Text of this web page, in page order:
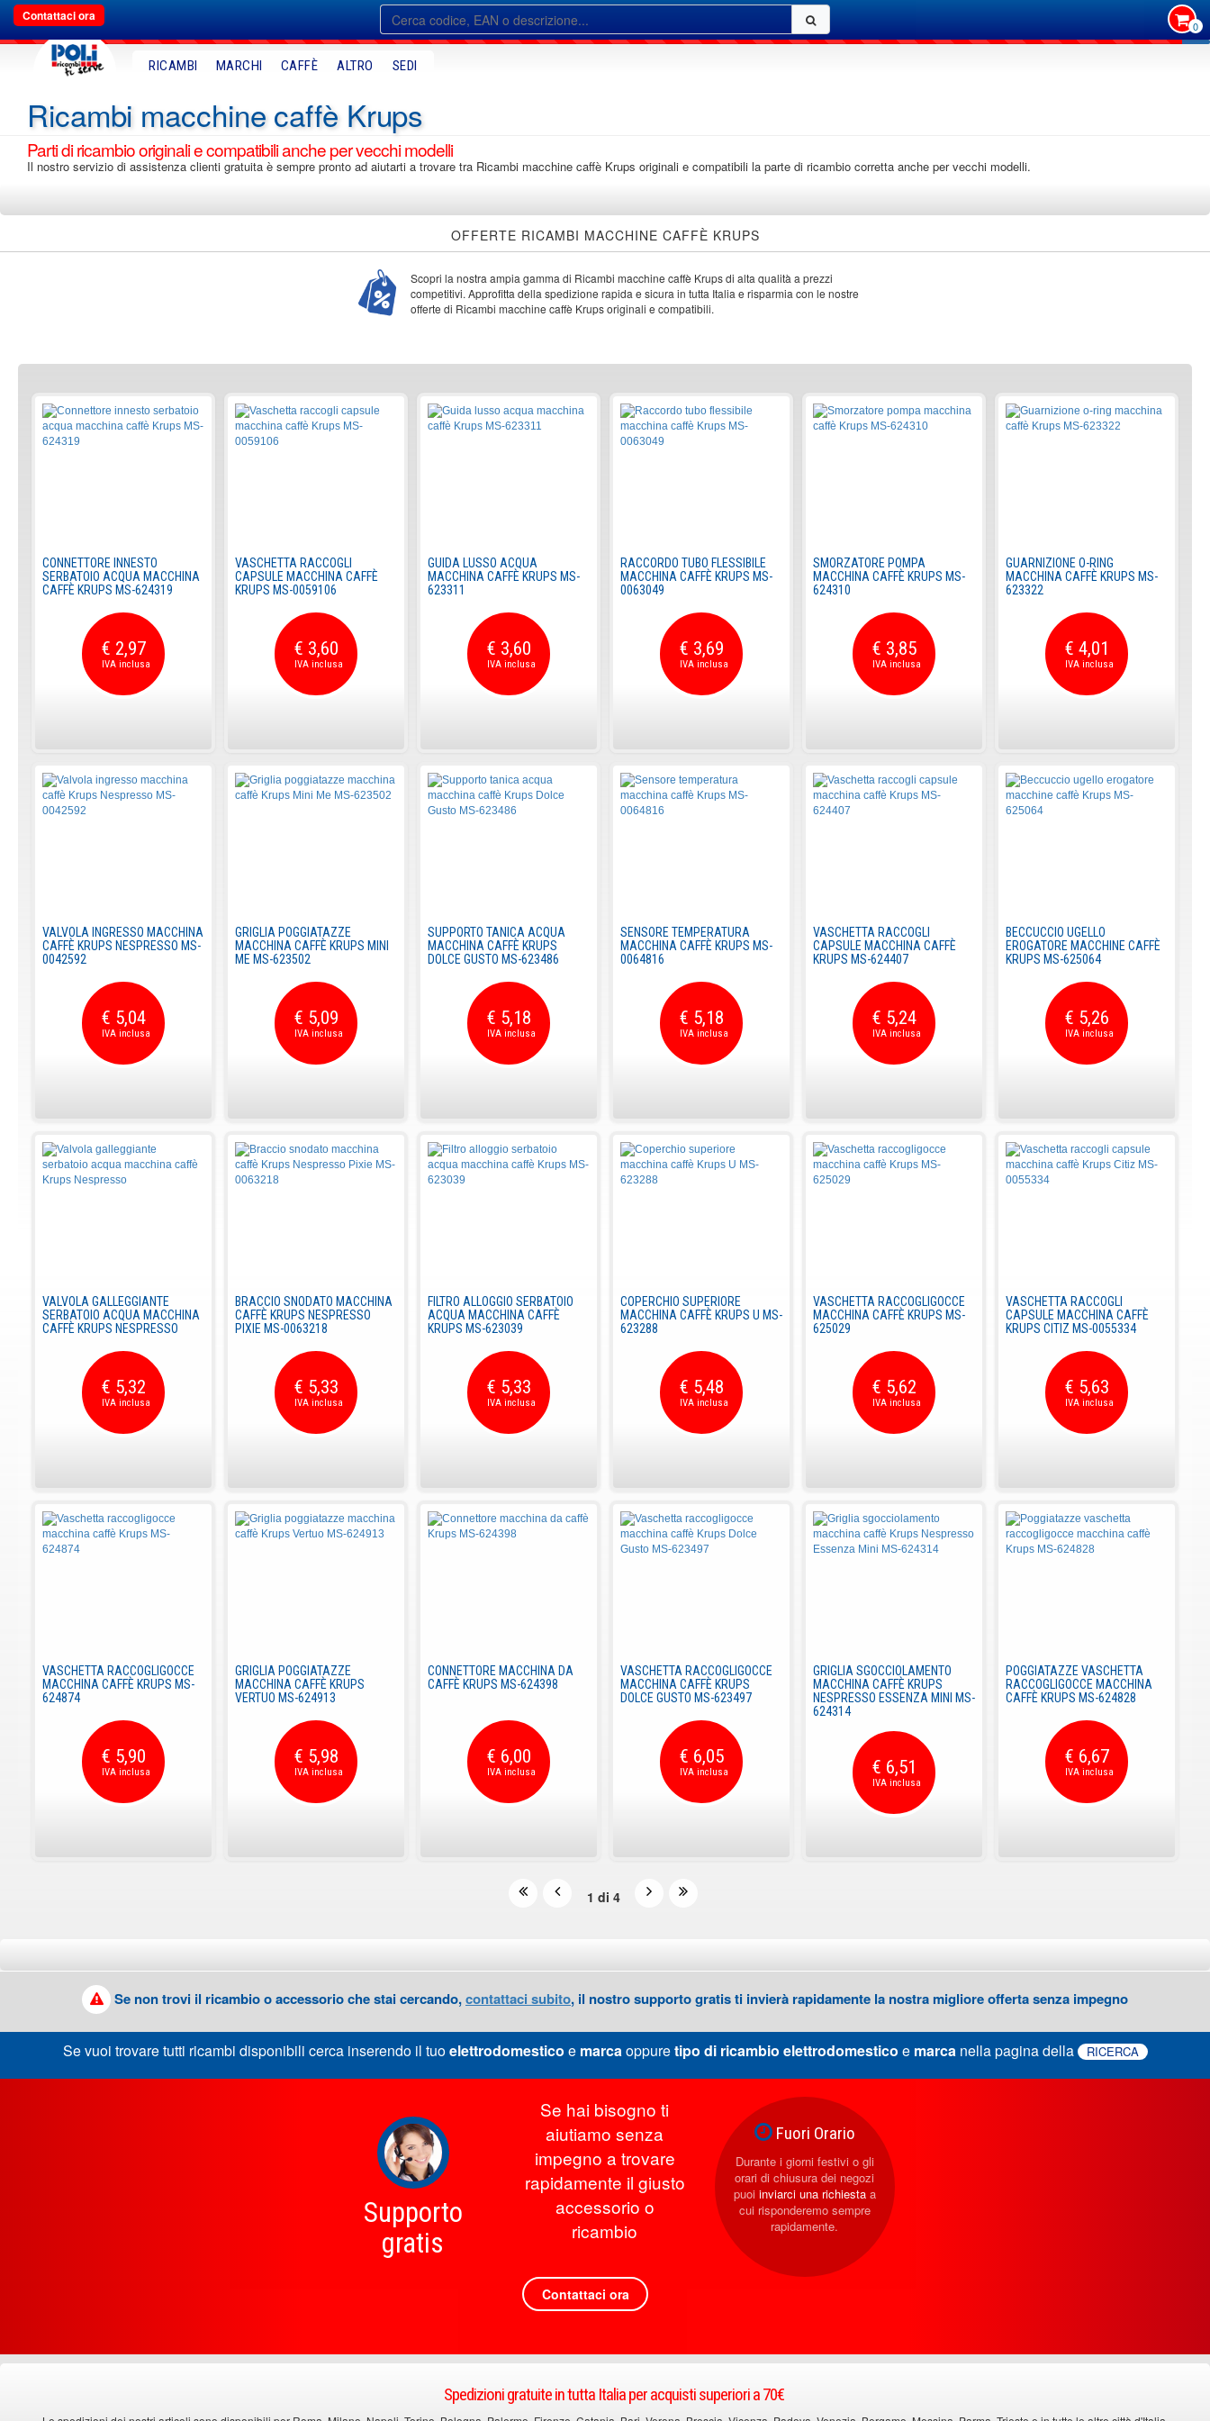
Contattaci ora
0
RICAMBI MARCHI CAFFÈ ALTRO SEDI
Ricambi macchine caffè Krups
Parti di ricambio originali e compatibili anche per vecchi modelli
Il nostro servizio di assistenza clienti gratuita è sempre pronto ad aiutarti a trovare tra Ricambi macchine caffè Krups originali e compatibili la parte di ricambio corretta anche per vecchi modelli.
OFFERTE RICAMBI MACCHINE CAFFÈ KRUPS
Scopri la nostra ampia gamma di Ricambi macchine caffè Krups di alta qualità a prezzi
competitivi. Approfitta della spedizione rapida e sicura in tutta Italia e risparmia con le nostre
offerte di Ricambi macchine caffè Krups originali e compatibili.
CONNETTORE INNESTO
SERBATOIO ACQUA MACCHINA
CAFFÈ KRUPS MS-624319
€ 2,97
VASCHETTA RACCOGLI
CAPSULE MACCHINA CAFFÈ
KRUPS MS-0059106
€ 3,60
GUIDA LUSSO ACQUA
MACCHINA CAFFÈ KRUPS MS-
623311
€ 3,60
RACCORDO TUBO FLESSIBILE
MACCHINA CAFFÈ KRUPS MS-
0063049
€ 3,69
SMORZATORE POMPA
MACCHINA CAFFÈ KRUPS MS-
624310
€ 3,85
GUARNIZIONE O-RING
MACCHINA CAFFÈ KRUPS MS-
623322
€ 4,01
VALVOLA INGRESSO MACCHINA
CAFFÈ KRUPS NESPRESSO MS-
0042592
€ 5,04
GRIGLIA POGGIATAZZE
MACCHINA CAFFÈ KRUPS MINI
ME MS-623502
€ 5,09
SUPPORTO TANICA ACQUA
MACCHINA CAFFÈ KRUPS
DOLCE GUSTO MS-623486
€ 5,18
SENSORE TEMPERATURA
MACCHINA CAFFÈ KRUPS MS-
0064816
€ 5,18
VASCHETTA RACCOGLI
CAPSULE MACCHINA CAFFÈ
KRUPS MS-624407
€ 5,24
BECCUCCIO UGELLO
EROGATORE MACCHINE CAFFÈ
KRUPS MS-625064
€ 5,26
VALVOLA GALLEGGIANTE
SERBATOIO ACQUA MACCHINA
CAFFÈ KRUPS NESPRESSO
€ 5,32
BRACCIO SNODATO MACCHINA
CAFFÈ KRUPS NESPRESSO
PIXIE MS-0063218
€ 5,33
FILTRO ALLOGGIO SERBATOIO
ACQUA MACCHINA CAFFÈ
KRUPS MS-623039
€ 5,33
COPERCHIO SUPERIORE
MACCHINA CAFFÈ KRUPS U MS-
623288
€ 5,48
VASCHETTA RACCOGLIGOCCE
MACCHINA CAFFÈ KRUPS MS-
625029
€ 5,62
VASCHETTA RACCOGLI
CAPSULE MACCHINA CAFFÈ
KRUPS CITIZ MS-0055334
€ 5,63
VASCHETTA RACCOGLIGOCCE
MACCHINA CAFFÈ KRUPS MS-
624874
€ 5,90
GRIGLIA POGGIATAZZE
MACCHINA CAFFÈ KRUPS
VERTUO MS-624913
€ 5,98
CONNETTORE MACCHINA DA
CAFFÈ KRUPS MS-624398
€ 6,00
VASCHETTA RACCOGLIGOCCE
MACCHINA CAFFÈ KRUPS
DOLCE GUSTO MS-623497
€ 6,05
GRIGLIA SGOCCIOLAMENTO
MACCHINA CAFFÈ KRUPS
NESPRESSO ESSENZA MINI MS-
624314
€ 6,51
POGGIATAZZE VASCHETTA
RACCOGLIGOCCE MACCHINA
CAFFÈ KRUPS MS-624828
€ 6,67
1 di 4
Se non trovi il ricambio o accessorio che stai cercando,contattaci subito, il nostro supporto gratis ti invierà rapidamente la nostra migliore offerta senza impegno
Se vuoi trovare tutti ricambi disponibili cerca inserendo il tuoelettrodomestico e marcaoppuretipo di ricambio elettrodomestico e marcanella pagina della RICERCA
Supporto
gratis
Se hai bisogno ti
aiutiamo senza
impegno a trovare
rapidamente il giusto
accessorio o
ricambio
Contattaci ora
Fuori Orario
Durante i giorni festivi o gli
orari di chiusura dei negozi
puoi inviarci una richiestaa
cui risponderemo sempre
rapidamente.
Spedizioni gratuite in tutta Italia per acquisti superiori a 70€